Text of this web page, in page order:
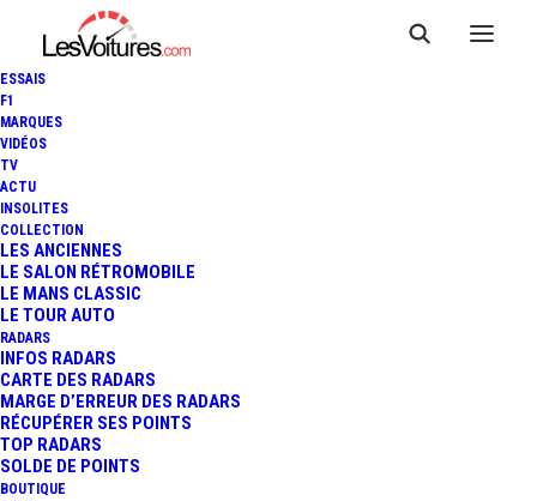
ESSAIS
F1
MARQUES
VIDÉOS
TV
ACTU
INSOLITES
COLLECTION
LES ANCIENNES
LE SALON RÉTROMOBILE
LE MANS CLASSIC
LE TOUR AUTO
RADARS
INFOS RADARS
CARTE DES RADARS
MARGE D’ERREUR DES RADARS
RÉCUPÉRER SES POINTS
TOP RADARS
SOLDE DE POINTS
BOUTIQUE
(TESLA France SARL)